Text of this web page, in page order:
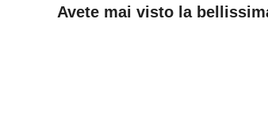
Avete mai visto la